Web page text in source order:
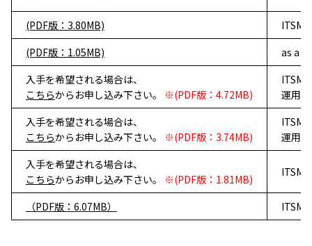
(PDF版：3.80MB)
(PDF版：1.05MB)
as a
入手を希望される場合は、
こちらからお申し込み下さい。 ※(PDF版：4.72MB)
運用
入手を希望される場合は、
こちらからお申し込み下さい。 ※(PDF版：3.74MB)
運用
入手を希望される場合は、
こちらからお申し込み下さい。 ※(PDF版：1.81MB)
（PDF版：6.07MB）